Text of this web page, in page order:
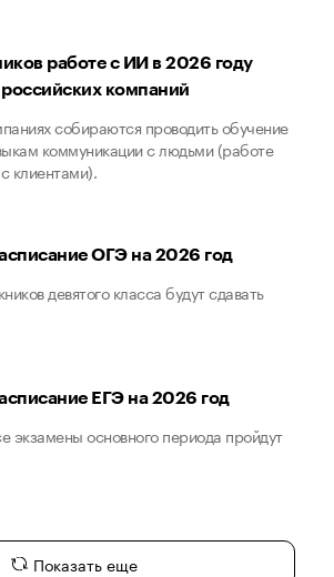
работе с ИИ в 2026 году
российских компаний
собираются проводить обучение
коммуникации с людьми (работе
клиентами).
ОГЭ на 2026 год
девятого класса будут сдавать
ЕГЭ на 2026 год
экзамены основного периода пройдут
Показать еще